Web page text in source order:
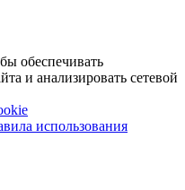
обеспечивать
и анализировать сетевой
использования